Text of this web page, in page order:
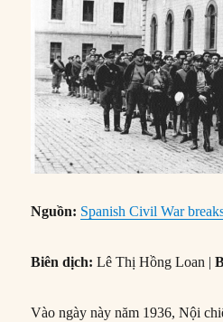
Nguồn: Spanish Civil War
Biên dịch: Lê Thị Hồng Loan |
Vào ngày này năm 1936, Nội